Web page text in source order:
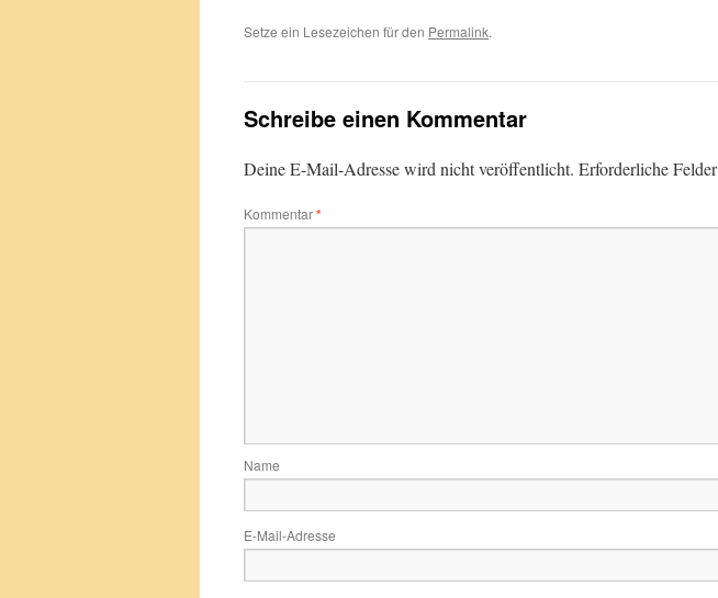
Setze ein Lesezeichen für den Permalink.
Schreibe einen Kommentar
Deine E-Mail-Adresse wird nicht veröffentlicht. Erforderliche
Kommentar*
Name
E-Mail-Adresse